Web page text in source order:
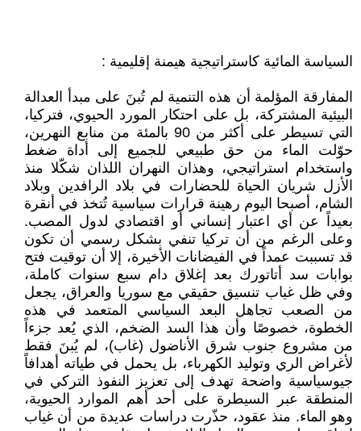
السياسة المائية كاستراتيجية هيمنة إقليمية :
المفارقة المؤلمة أن هذه التنمية لم تُبنَ على مبدأ العدالة
البيئية المشتركة، بل على احتكار المورد الحيوي، فتركيا،
التي تسيطر على أكثر من 90 بالمئة من منابع النهرين،
حوّلت الماء من حق طبيعي للجميع إلى أداة ضغط
واستخدام استراتيجي، وهذان النهران اللذان شكّلا منذ
الأزل شريان الحياة للحضارات في بلاد الرافدين وبلاد
الشام، أصبحا اليوم رهينة قرارات سياسية تُتخذ في أنقرة
بعيداً عن أي اعتبار إنساني أو اقتصادي لدول المصب.
وعلى الرغم من أن تركيا تنفي بشكل رسمي أن تكون
قد تسببت عمداً في الفيضانات الأخيرة، إلا أن توقيت فتح
بوابات سد أتاتورك بعد إغلاق دام سبع سنوات كاملة،
وفي ظل غياب تنسيق حقيقي مع سوريا والعراق، يجعل
من الصعب تجاهل البعد السياسي المتعمد في هذه
الخطوة، خصوصًا وأن هذا السد الضخم، الذي يُعد جزءاً
من مشروع جنوب شرق الأناضول (غاب)، لم يُبنَ فقط
لأغراض الري وتوليد الكهرباء، بل يحمل في طياته أهدافاً
جيوسياسية واضحة تهدف إلى تعزيز النفوذ التركي في
المنطقة عبر السيطرة على أحد أهم الموارد الحيوية،
وهو الماء. منذ عقود، حذّرت دراسات عديدة من أن غياب